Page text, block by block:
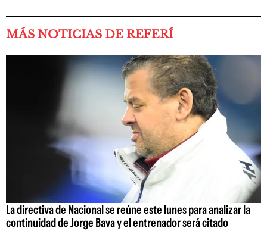
MÁS NOTICIAS DE REFERÍ
La directiva de Nacional se reúne este lunes para analizar la
continuidad de Jorge Bava y el entrenador será citado